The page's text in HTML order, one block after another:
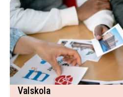
Valskola